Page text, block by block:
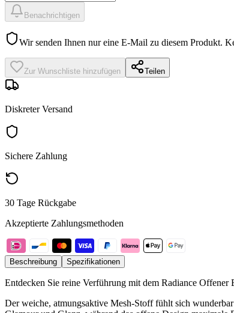
Benachrichtigen
Wir senden Ihnen nur eine E-Mail zu diesem Produkt.
Zur Wunschliste hinzufügen Teilen
Diskreter Versand
Sichere Zahlung
30 Tage Rückgabe
Akzeptierte Zahlungsmethoden
Beschreibung Spezifikationen
Entdecken Sie reine Verführung mit dem Radiance
Der weiche, atmungsaktive Mesh-Stoff fühlt sich